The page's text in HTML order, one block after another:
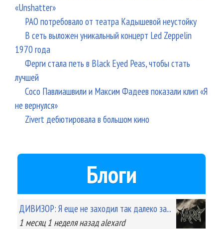
«Unshatter»
РАО потребовало от театра Кадышевой неустойку
В сеть выложен уникальный концерт Led Zeppelin
1970 года
Ферги стала петь в Black Eyed Peas, чтобы стать
лучшей
Сосо Павлиашвили и Максим Фадеев показали клип «Я
не вернулся»
Zivert дебютировала в большом кино
Блоги
ДИВИЗОР: Я еще не заходил так далеко за...
1 месяц 1 неделяназад alexard